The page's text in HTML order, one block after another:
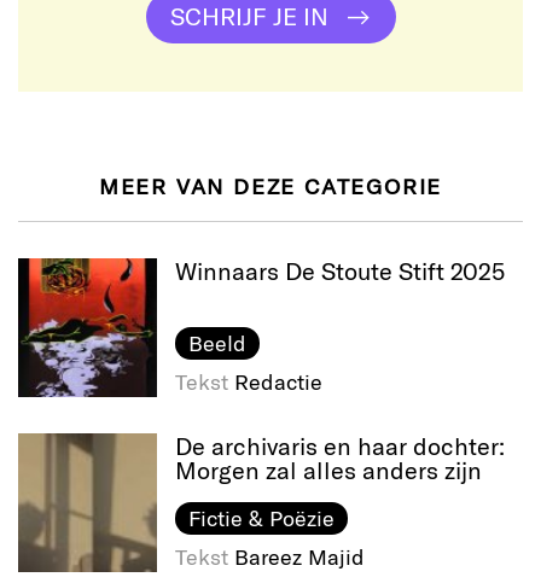
SCHRIJF JE IN
MEER VAN DEZE CATEGORIE
Winnaars De Stoute Stift 2025
Beeld
Tekst Redactie
De archivaris en haar dochter:
Morgen zal alles anders zijn
Fictie & Poëzie
Tekst Bareez Majid